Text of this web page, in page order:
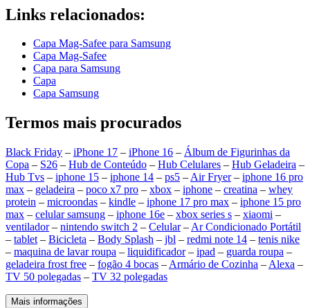
Links relacionados:
Capa Mag-Safee para Samsung
Capa Mag-Safee
Capa para Samsung
Capa
Capa Samsung
Termos mais procurados
Black Friday – iPhone 17 – iPhone 16 – Álbum de Figurinhas da
Copa – S26 – Hub de Conteúdo – Hub Celulares – Hub Geladeira –
Hub Tvs – iphone 15 – iphone 14 – ps5 – Air Fryer– iphone 16 pro
max – geladeira – poco x7 pro – xbox – iphone – creatina – whey
protein – microondas – kindle – iphone 17 pro max – iphone 15 pro
max – celular samsung – iphone 16e – xbox series s – xiaomi –
ventilador– nintendo switch 2 – Celular– Ar Condicionado Portátil
– tablet – Bicicleta – Body Splash – jbl – redmi note 14 – tenis nike
– maquina de lavar roupa – liquidificador– ipad – guarda roupa –
geladeira frost free – fogão 4 bocas – Armário de Cozinha – Alexa –
TV 50 polegadas – TV 32 polegadas
Mais informações